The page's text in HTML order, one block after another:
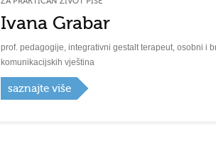
Ivana Grabar
prof. pedagogije, integrativni gestalt terapeut, osobni i
komunikacijskih vještina
saznajte više